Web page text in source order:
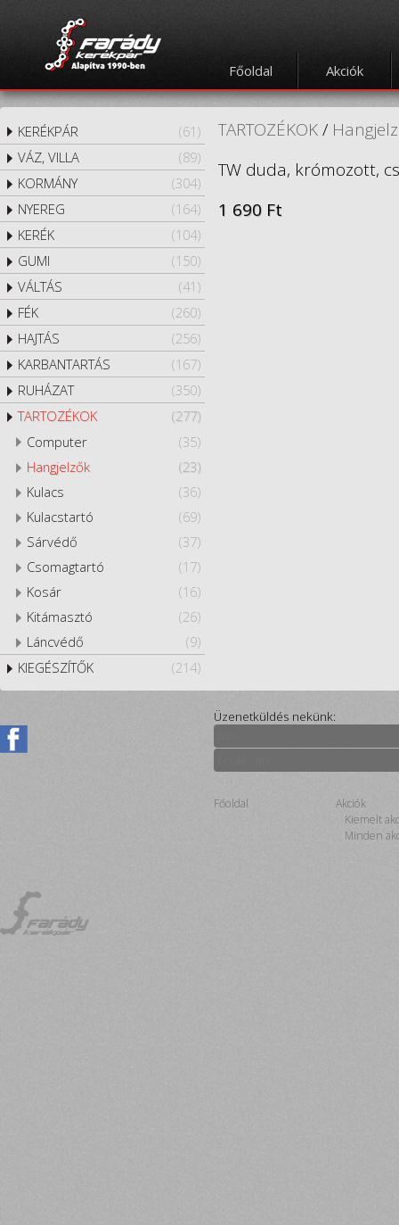
Főoldal Akciók
(61)
KERÉKPÁR
(89)
VÁZ, VILLA
(304)
KORMÁNY
(164)
NYEREG
(104)
KERÉK
(150)
GUMI
(41)
VÁLTÁS
(260)
FÉK
(256)
HAJTÁS
(167)
KARBANTARTÁS
(350)
RUHÁZAT
(277)
TARTOZÉKOK
(35)
Computer
(23)
Hangjelzők
(36)
Kulacs
(69)
Kulacstartó
(37)
Sárvédő
(17)
Csomagtartó
(16)
Kosár
(26)
Kitámasztó
(9)
Láncvédő
(214)
KIEGÉSZÍTŐK
TARTOZÉKOK/
TW duda, krómozott,
1 690 Ft
Üzenetküldés nekünk:
Főoldal
Akciók
Kiemelt
Minden